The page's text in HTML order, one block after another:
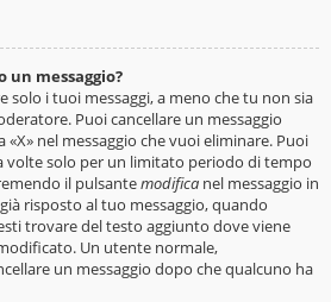
un messaggio?
solo i tuoi messaggi, a meno che tu non sia
Puoi cancellare un messaggio
nel messaggio che vuoi eliminare. Puoi
volte solo per un limitato periodo di tempo
il pulsantemodifica nel messaggio in
risposto al tuo messaggio, quando
trovare del testo aggiunto dove viene
Un utente normale,
un messaggio dopo che qualcuno ha